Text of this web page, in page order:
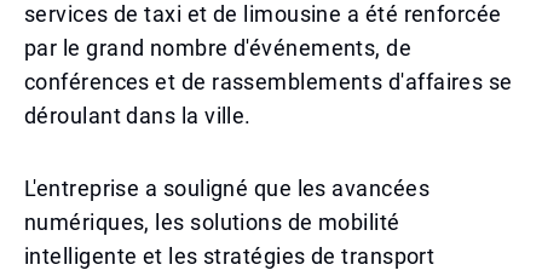
services de taxi et de limousine a été renforcée
par le grand nombre d'événements, de
conférences et de rassemblements d'affaires se
déroulant dans la ville.
L'entreprise a souligné que les avancées
numériques, les solutions de mobilité
intelligente et les stratégies de transport